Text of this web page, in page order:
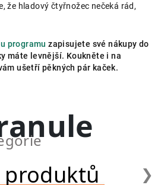
že hladový čtyřnožec nečeká rád,
programu zapisujete své nákupy do
máte levnější. Koukněte i na
ušetří pěkných pár kaček.